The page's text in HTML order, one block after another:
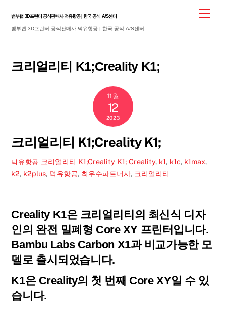
content
뱀부랩 3D프린터 공식판매사 덕유항공 | 한국 공식 A/S센터
뱀부랩 3D프린터 공식판매사 덕유항공 | 한국 공식 A/S센터
크리얼리티 K1;Creality K1;
11월
12
2023
크리얼리티 K1;Creality K1;
덕유항공 크리얼리티 K1;Creality K1; Creality, k1, k1c, k1max,
k2, k2plus, 덕유항공, 최우수파트너사, 크리얼리티
Creality K1은 크리얼리티의 최신식 디자
인의 완전 밀폐형 Core XY 프린터입니다.
Bambu Labs Carbon X1과 비교가능한 모
델로 출시되었습니다.
K1은 Creality의 첫 번째 Core XY일 수 있
습니다.